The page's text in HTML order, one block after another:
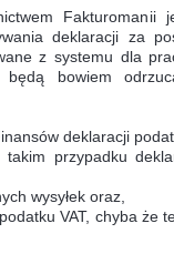
deklaracji za
z systemu dla
bowiem
deklaracji
przypadku
wysyłek oraz,
VAT, chyba że